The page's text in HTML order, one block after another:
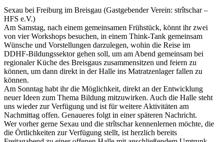
Sexau bei Freiburg im Breisgau (Gastgebender Verein: strîtschar –
HFS e.V.)
Am Samstag, nach einem gemeinsamen Frühstück, könnt ihr zwei
von vier Workshops besuchen, in einem Think-Tank gemeinsam
Wünsche und Vorstellungen darzulegen, wohin die Reise im
DDHF-Bildungssektor gehen soll, um am Abend gemeinsam bei
regionaler Küche des Breisgaus zusammensitzen und feiern zu
können, um dann direkt in der Halle ins Matratzenlager fallen zu
können.
Am Sonntag habt ihr die Möglichkeit, direkt an der Entwicklung
neuer Ideen zum Thema Bildung mitzuwirken. Auch die Halle steht
uns wieder zur Verfügung und ist für weitere Aktivitäten am
Nachmittag offen. Genaueres folgt in einer späteren Nachricht.
Wer vorher gerne Sexau und die strîtschar kennenlernen möchte, die
die Örtlichkeiten zur Verfügung stellt, ist herzlich bereits